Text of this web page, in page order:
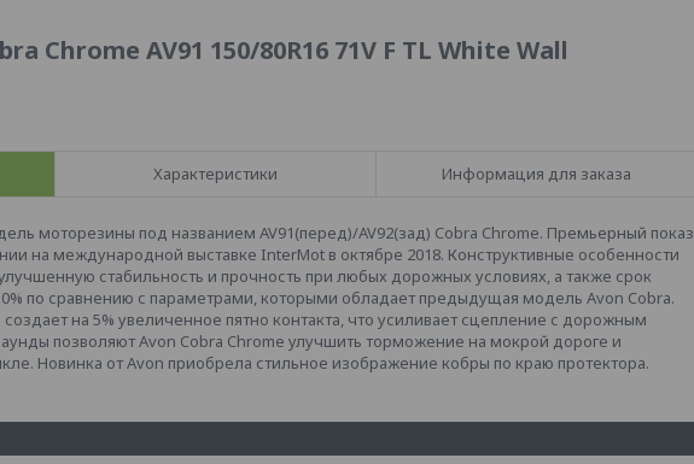
Chrome AV91 150/80R16 71V F TL White Wall
Характеристики Информация для заказа
моторезины под названием AV91(перед)/AV92(зад) Cobra Chrome. Премьерный показ
на международной выставке InterMot в октябре 2018. Конструктивные особенности
стабильность и прочность при любых дорожных условиях, а также срок
по сравнению с параметрами, которыми обладает предыдущая модель Avon Cobra.
на 5% увеличенное пятно контакта, что усиливает сцепление с дорожным
позволяют Avon Cobra Chrome улучшить торможение на мокрой дороге и
Новинка от Avon приобрела стильное изображение кобры по краю протектора.